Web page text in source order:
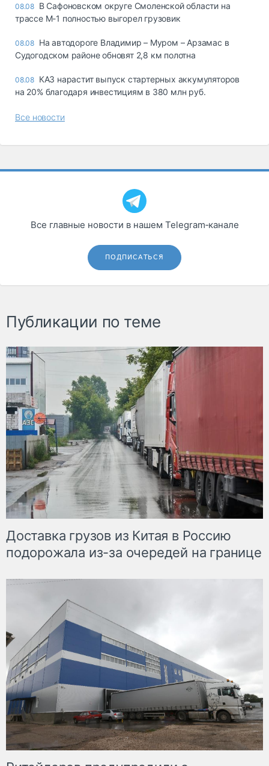
08.08 В Сафоновском округе Смоленской области на
трассе М-1 полностью выгорел грузовик
08.08 На автодороге Владимир – Муром – Арзамас в
Судогодском районе обновят 2,8 км полотна
08.08 КАЗ нарастит выпуск стартерных аккумуляторов
на 20% благодаря инвестициям в 380 млн руб.
Все новости
Все главные новости в нашем Telegram‑канале
ПОДПИСАТЬСЯ
Публикации по теме
Доставка грузов из Китая в Россию
подорожала из-за очередей на границе